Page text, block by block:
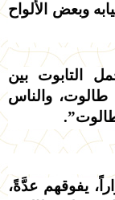
وبعض الألواح
التابوت بين
طالوت، والناس
يفوقهم عدَّةً،